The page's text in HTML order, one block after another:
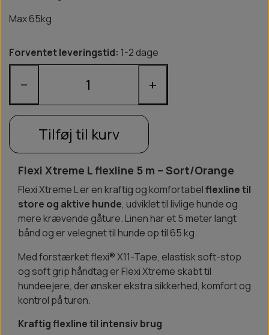
Max 65kg
Forventet leveringstid: 1-2 dage
− +
Tilføj til kurv
Flexi Xtreme L flexline 5 m – Sort/Orange
Flexi Xtreme L er en kraftig og komfortabelflexline til
store og aktive hunde, udviklet til livlige hunde og
mere krævende gåture. Linen har et 5 meter langt
bånd og er velegnet til hunde op til 65 kg.
Med forstærket flexi® X11-Tape, elastisk soft-stop
og soft grip håndtag er Flexi Xtreme skabt til
hundeejere, der ønsker ekstra sikkerhed, komfort og
kontrol på turen.
Kraftig flexline til intensiv brug